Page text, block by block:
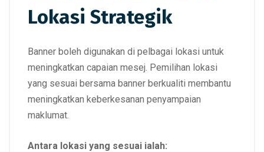
Lokasi Strategik
Banner boleh digunakan di pelbagai lokasi untuk
meningkatkan capaian mesej. Pemilihan lokasi
yang sesuai bersama banner berkualiti membantu
meningkatkan keberkesanan penyampaian
maklumat.
Antara lokasi yang sesuai ialah: